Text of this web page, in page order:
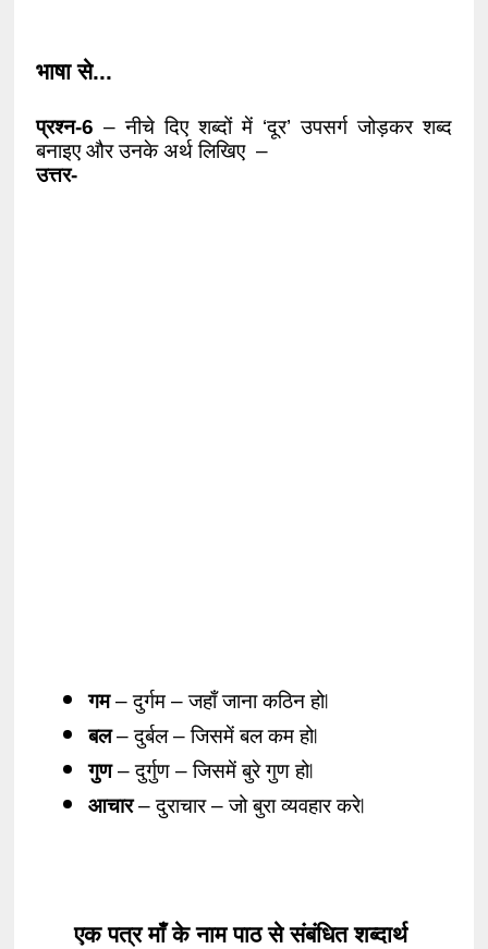
भाषा से...
प्रश्न-6 – नीचे दिए शब्दों में ‘दूर’ उपसर्ग जोड़कर शब्द
बनाइए और उनके अर्थ लिखिए  –
उत्तर-
गम – दुर्गम – जहाँ जाना कठिन हो ⃒
बल – दुर्बल – जिसमें बल कम हो ⃒
गुण – दुर्गुण – जिसमें बुरे गुण हो ⃒
आचार – दुराचार – जो बुरा व्यवहार करे ⃒
एक पत्र माँ के नाम पाठ से संबंधित शब्दार्थ